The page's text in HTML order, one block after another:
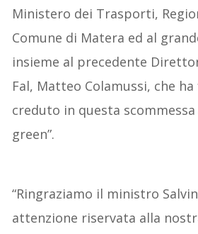
Ministero dei Trasporti,
Comune di Matera ed al
insieme al precedente
Fal, Matteo Colamussi, che
creduto in questa
green”.
“Ringraziamo il ministro
attenzione riservata alla